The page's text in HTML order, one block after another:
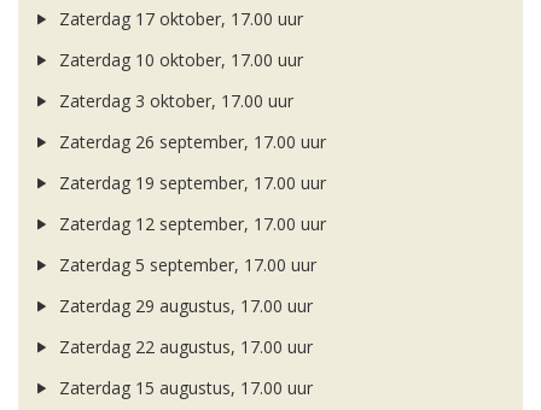
Zaterdag 17 oktober, 17.00 uur
Zaterdag 10 oktober, 17.00 uur
Zaterdag 3 oktober, 17.00 uur
Zaterdag 26 september, 17.00 uur
Zaterdag 19 september, 17.00 uur
Zaterdag 12 september, 17.00 uur
Zaterdag 5 september, 17.00 uur
Zaterdag 29 augustus, 17.00 uur
Zaterdag 22 augustus, 17.00 uur
Zaterdag 15 augustus, 17.00 uur